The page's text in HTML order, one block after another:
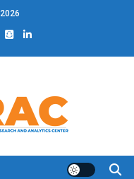
2026